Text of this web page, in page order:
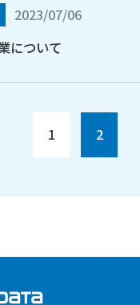
2023/07/06
について
1 2